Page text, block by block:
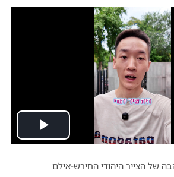
Play
של הצייר היהודי החירש-אילם